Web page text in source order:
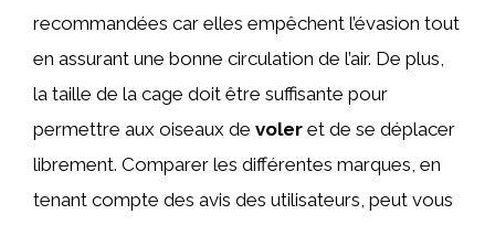
recommandées car elles empêchent l’évasion tout
en assurant une bonne circulation de l’air. De plus,
la taille de la cage doit être suffisante pour
permettre aux oiseaux de voler et de se déplacer
librement. Comparer les différentes marques, en
tenant compte des avis des utilisateurs, peut vous